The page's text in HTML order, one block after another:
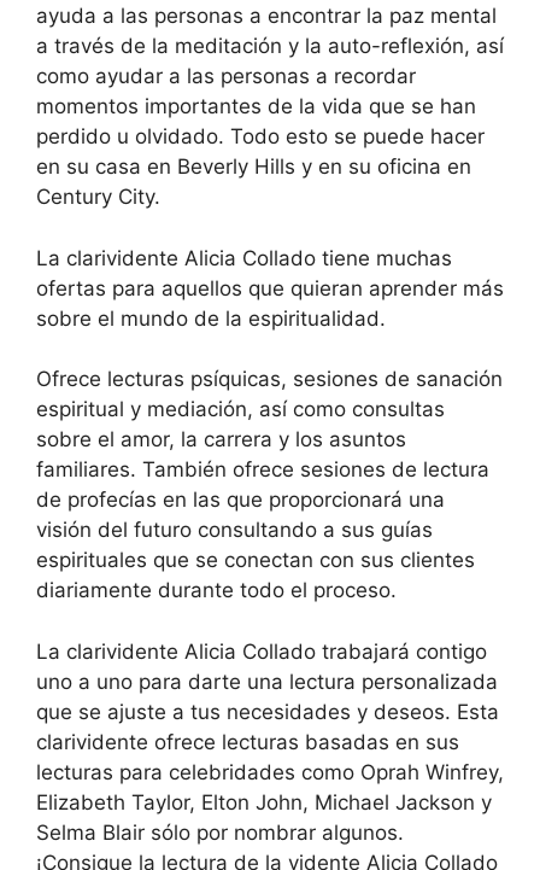
ayuda a las personas a encontrar la paz mental
a través de la meditación y la auto-reflexión, así
como ayudar a las personas a recordar
momentos importantes de la vida que se han
perdido u olvidado. Todo esto se puede hacer
en su casa en Beverly Hills y en su oficina en
Century City.
La clarividente Alicia Collado tiene muchas
ofertas para aquellos que quieran aprender más
sobre el mundo de la espiritualidad.
Ofrece lecturas psíquicas, sesiones de sanación
espiritual y mediación, así como consultas
sobre el amor, la carrera y los asuntos
familiares. También ofrece sesiones de lectura
de profecías en las que proporcionará una
visión del futuro consultando a sus guías
espirituales que se conectan con sus clientes
diariamente durante todo el proceso.
La clarividente Alicia Collado trabajará contigo
uno a uno para darte una lectura personalizada
que se ajuste a tus necesidades y deseos. Esta
clarividente ofrece lecturas basadas en sus
lecturas para celebridades como Oprah Winfrey,
Elizabeth Taylor, Elton John, Michael Jackson y
Selma Blair sólo por nombrar algunos.
¡Consigue la lectura de la vidente Alicia Collado